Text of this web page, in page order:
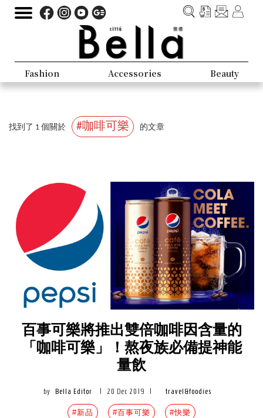
Fashion Accessories Beauty
找到了 1 個關於 #咖啡可樂 的文章
百事可樂將推出雙倍咖啡因含量的
「咖啡可樂」！熬夜族必備提神能
量飲
by Bella Editor 20 Dec 2019 travel&foodies
#新品 #百事可樂 #快樂